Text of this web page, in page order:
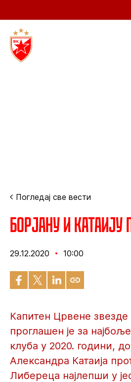
Погледај све вести
Борјану и
29.12.2020 10:00
Капитен Црвене
проглашен је за
клуба у 2020. години,
Александра Катаија
Либереца најлепши у